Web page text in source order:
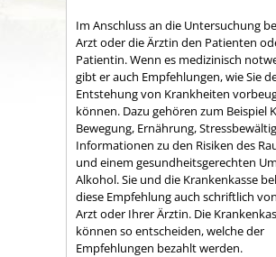
Im Anschluss an die Untersuchung
Arzt oder die Ärztin den Patienten
Patientin. Wenn es medizinisch
gibt er auch Empfehlungen, wie Sie
Entstehung von Krankheiten
können. Dazu gehören zum Beispiel
Bewegung, Ernährung,
Informationen zu den Risiken des
und einem gesundheitsgerechten
Alkohol. Sie und die Krankenkasse
diese Empfehlung auch schriftlich
Arzt oder Ihrer Ärztin. Die
können so entscheiden, welche der
Empfehlungen bezahlt werden.